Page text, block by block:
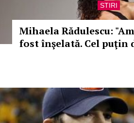
STIRI
Mihaela Rădulescu:
fost înşelată. Cel puţin